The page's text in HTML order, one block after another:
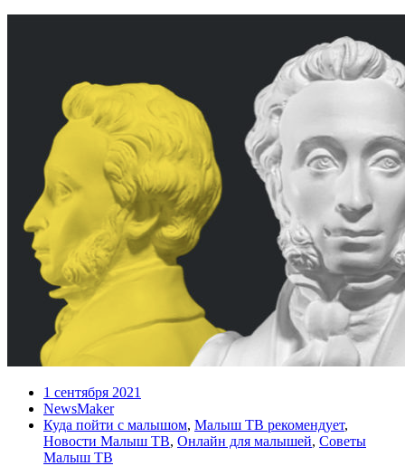
1 сентября 2021
NewsMaker
Куда пойти с малышом, Малыш ТВ рекомендует,
Новости Малыш ТВ, Онлайн для малышей, Советы
Малыш ТВ